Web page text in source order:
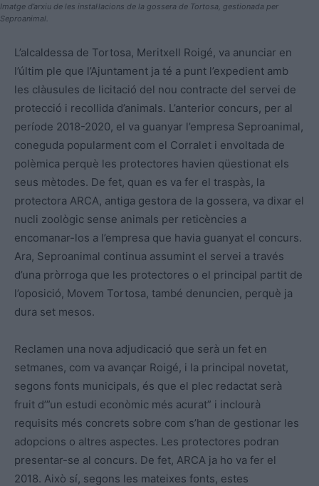
Imatge d’arxiu de les instal·lacions de la gossera de Tortosa, gestionada per
Seproanimal.
L’alcaldessa de Tortosa, Meritxell Roigé, va anunciar en
l’últim ple que l’Ajuntament ja té a punt l’expedient amb
les clàusules de licitació del nou contracte del servei de
protecció i recollida d’animals. L’anterior concurs, per al
període 2018-2020, el va guanyar l’empresa Seproanimal,
coneguda popularment com el Corralet i envoltada de
polèmica perquè les protectores havien qüestionat els
seus mètodes. De fet, quan es va fer el traspàs, la
protectora ARCA, antiga gestora de la gossera, va dixar el
nucli zoològic sense animals per reticències a
encomanar-los a l’empresa que havia guanyat el concurs.
Ara, Seproanimal continua assumint el servei a través
d’una pròrroga que les protectores o el principal partit de
l’oposició, Movem Tortosa, també denuncien, perquè ja
dura set mesos.
Reclamen una nova adjudicació que serà un fet en
setmanes, com va avançar Roigé, i la principal novetat,
segons fonts municipals, és que el plec redactat serà
fruit d’”un estudi econòmic més acurat” i inclourà
requisits més concrets sobre com s’han de gestionar les
adopcions o altres aspectes. Les protectores podran
presentar-se al concurs. De fet, ARCA ja ho va fer el
2018. Això sí, segons les mateixes fonts, estes